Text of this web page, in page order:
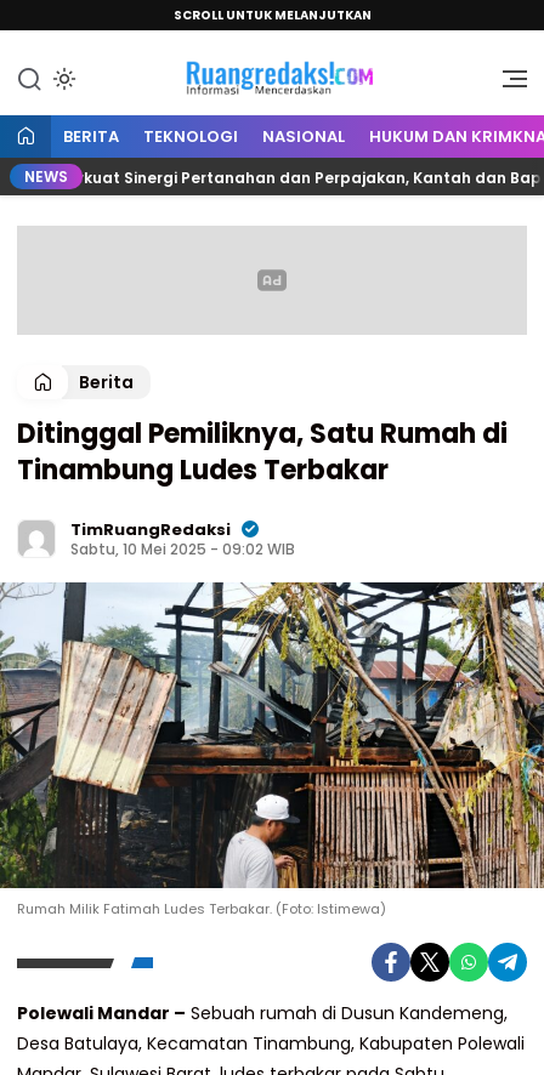
SCROLL UNTUK MELANJUTKAN
Ruang Redaksi
Informasi Mencerdaskan
BERITA TEKNOLOGI NASIONAL HUKUM DAN
NEWS
Perkuat Sinergi Pertanahan dan Perpajakan, Kantah dan Bapenda
Berita
Ditinggal Pemiliknya, Satu Rumah di
Tinambung Ludes Terbakar
TimRuangRedaksi
Sabtu, 10 Mei 2025 - 09:02 WIB
Rumah Milik Fatimah Ludes Terbakar. (Foto: Istimewa)
Polewali Mandar – Sebuah rumah di Dusun Kandemeng,
Desa Batulaya, Kecamatan Tinambung, Kabupaten Polewali